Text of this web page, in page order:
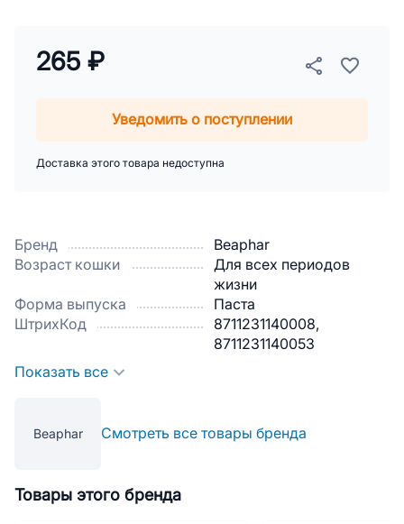
Бренд
Beaphar
Возраст кошки
Для всех периодов
жизни
Форма выпуска
Паста
ШтрихКод
8711231140008,
8711231140053
Показать все
Beaphar Смотреть все товары бренда
265 ₽
Уведомить о поступлении
Доставка этого товара недоступна
Товары этого бренда